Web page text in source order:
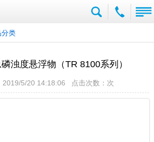
分类
浊度悬浮物（TR 8100系列）
2019/5/20 14:18:06 点击次数： 次